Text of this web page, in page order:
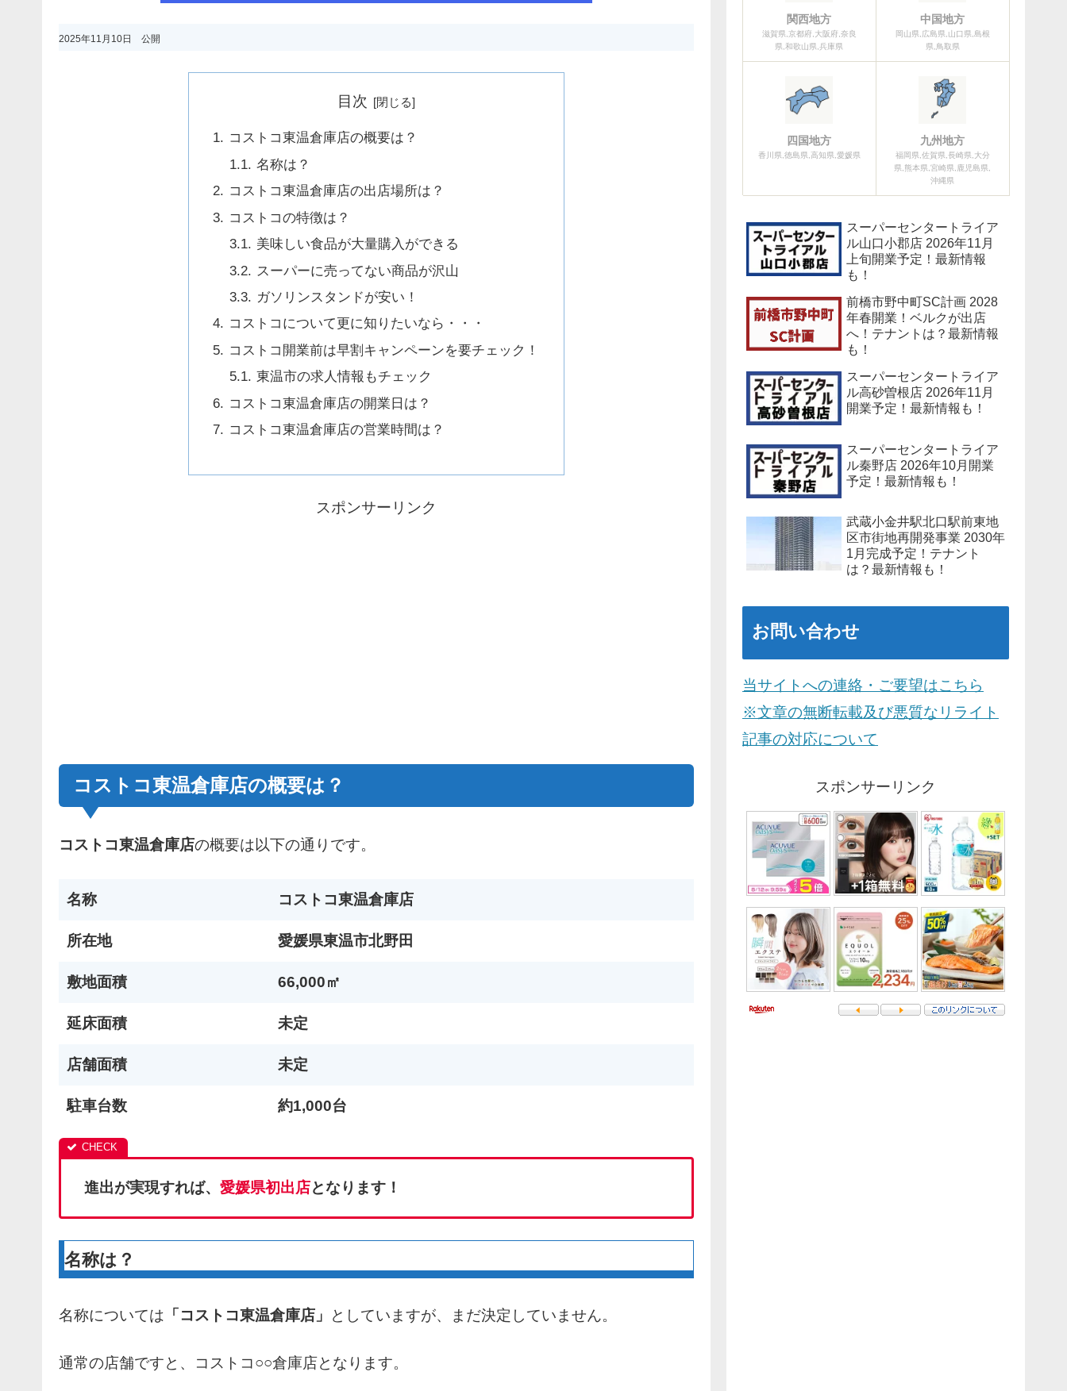
2025年11月10日 公開
目次
コストコ東温倉庫店の概要は？
名称は？
コストコ東温倉庫店の出店場所は？
コストコの特徴は？
美味しい食品が大量購入ができる
スーパーに売ってない商品が沢山
ガソリンスタンドが安い！
コストコについて更に知りたいなら・・・
コストコ開業前は早割キャンペーンを要チェック！
東温市の求人情報もチェック
コストコ東温倉庫店の開業日は？
コストコ東温倉庫店の営業時間は？
スポンサーリンク
コストコ東温倉庫店の概要は？
コストコ東温倉庫店の概要は以下の通りです。
名称 コストコ東温倉庫店
所在地 愛媛県東温市北野田
敷地面積 66,000㎡
延床面積 未定
店舗面積 未定
駐車台数 約1,000台
進出が実現すれば、 愛媛県初出店となります！
名称は？
名称については 「コストコ東温倉庫店」 としていますが、まだ決定していません。
通常の店舗ですと、コストコ○○倉庫店となります。
関西地方
滋賀県,京都府,大阪府,奈良
県,和歌山県,兵庫県
中国地方
岡山県,広島県,山口県,島根
県,鳥取県
四国地方
香川県,徳島県,高知県,愛媛県
九州地方
福岡県,佐賀県,長崎県,大分
県,熊本県,宮崎県,鹿児島県,
沖縄県
スーパーセンタートライア
ル山口小郡店 2026年11月
上旬開業予定！最新情報
も！
前橋市野中町SC計画 2028
年春開業！ベルクが出店
へ！テナントは？最新情報
も！
スーパーセンタートライア
ル高砂曽根店 2026年11月
開業予定！最新情報も！
スーパーセンタートライア
ル秦野店 2026年10月開業
予定！最新情報も！
武蔵小金井駅北口駅前東地
区市街地再開発事業 2030年
1月完成予定！テナント
は？最新情報も！
お問い合わせ
当サイトへの連絡・ご要望はこちら
※文章の無断転載及び悪質なリライト
記事の対応について
スポンサーリンク